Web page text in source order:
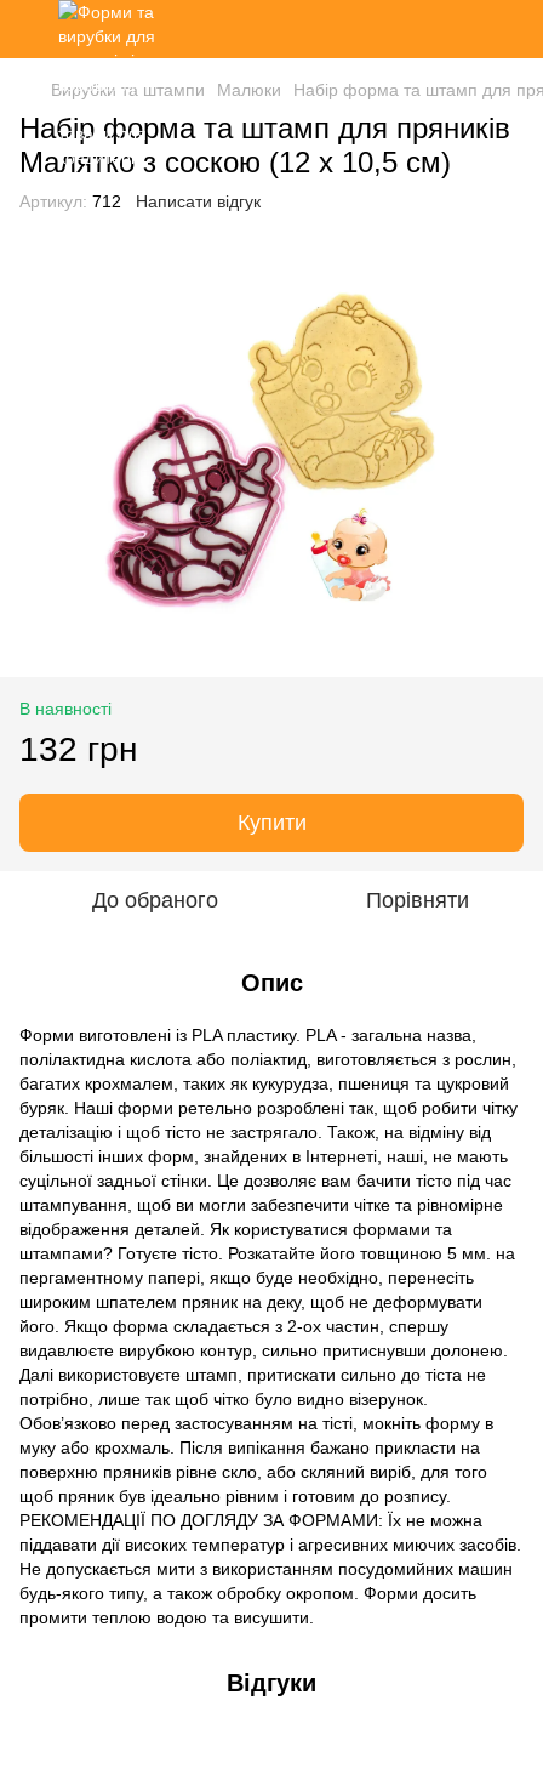
Вирубки та штампи Малюки Набір форма та штамп для
Набір форма та штамп для пряників
Малятко з соскою (12 х 10,5 см)
Артикул: 712 Написати відгук
В наявності
132 грн
Купити
До обраного Порівняти
Опис
Форми виготовлені із PLA пластику. PLA - загальна назва,
полілактидна кислота або поліактид, виготовляється з рослин,
багатих крохмалем, таких як кукурудза, пшениця та цукровий
буряк. Наші форми ретельно розроблені так, щоб робити чітку
деталізацію і щоб тісто не застрягало. Також, на відміну від
більшості інших форм, знайдених в Інтернеті, наші, не мають
суцільної задньої стінки. Це дозволяє вам бачити тісто під час
штампування, щоб ви могли забезпечити чітке та рівномірне
відображення деталей. Як користуватися формами та
штампами? Готуєте тісто. Розкатайте його товщиною 5 мм. на
пергаментному папері, якщо буде необхідно, перенесіть
широким шпателем пряник на деку, щоб не деформувати
його. Якщо форма складається з 2-ох частин, спершу
видавлюєте вирубкою контур, сильно притиснувши долонею.
Далі використовуєте штамп, притискати сильно до тіста не
потрібно, лише так щоб чітко було видно візерунок.
Обов’язково перед застосуванням на тісті, мокніть форму в
муку або крохмаль. Після випікання бажано прикласти на
поверхню пряників рівне скло, або скляний виріб, для того
щоб пряник був ідеально рівним і готовим до розпису.
РЕКОМЕНДАЦІЇ ПО ДОГЛЯДУ ЗА ФОРМАМИ: Їх не можна
піддавати дії високих температур і агресивних миючих засобів.
Не допускається мити з використанням посудомийних машин
будь-якого типу, а також обробку окропом. Форми досить
промити теплою водою та висушити.
Відгуки